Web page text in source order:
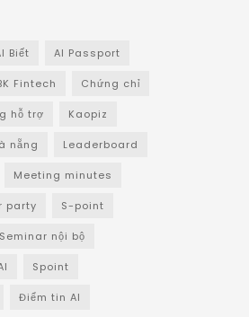
Biết AI Passport
Fintech Chứng chỉ
hỗ trợ Kaopiz
nẵng Leaderboard
Meeting minutes
party S-point
Seminar nội bộ
Spoint
Điểm tin AI